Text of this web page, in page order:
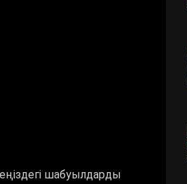
шабуылдарды